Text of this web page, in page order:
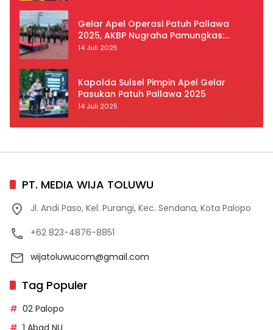
Gelar Apel Operasi Patuh Pallawa
2025, AKBP Nugraha Pamungkas:
Kedisiplinan dan Keselamatan Jadi
14 Juli 2025
Kapolda Sulsel Pimpin Apel Gelar
Pasukan Patuh Pallawa 2025
14 Juli 2025
PT. MEDIA WIJA TOLUWU
Jl. Andi Paso, Kel. Purangi, Kec. Sendana, Kota Palopo
+62 823-4876-8851
wijatoluwucom@gmail.com
Tag Populer
02 Palopo
1 Abad NU